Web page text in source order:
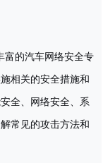
富的汽车网络安全专
相关的安全措施和
全、网络安全、系
常见的攻击方法和